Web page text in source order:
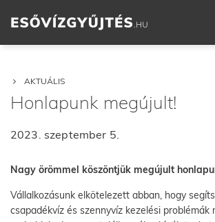
AKTUÁLIS
Honlapunk megújult!
2023. szeptember 5.
Nagy örömmel köszöntjük megújult
Vállalkozásunk elkötelezett abban, hogy
csapadékvíz és szennyvíz kezelési problémák